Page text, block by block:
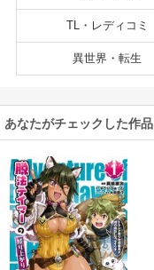
TL・レディコミ
異世界・転生
あなたがチェックした作品